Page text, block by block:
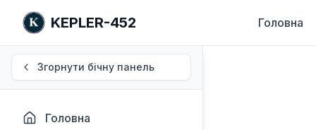
KEPLER-452 Головна
Згорнути бічну панель
Головна